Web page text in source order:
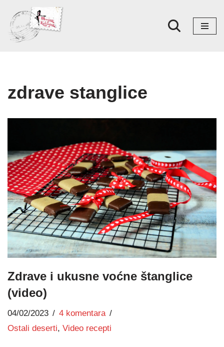
Skoči
na
zdrave stanglice
Zdrave i ukusne voćne štanglice
(video)
04/02/2023
4 komentara
Ostali deserti, Video recepti